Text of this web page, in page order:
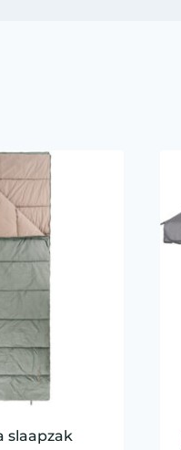
slaapzak